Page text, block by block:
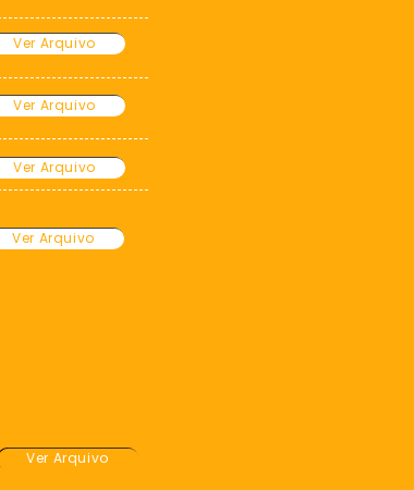
Ver Arquivo
Ver Arquivo
Ver Arquivo
Ver Arquivo
Ver Arquivo